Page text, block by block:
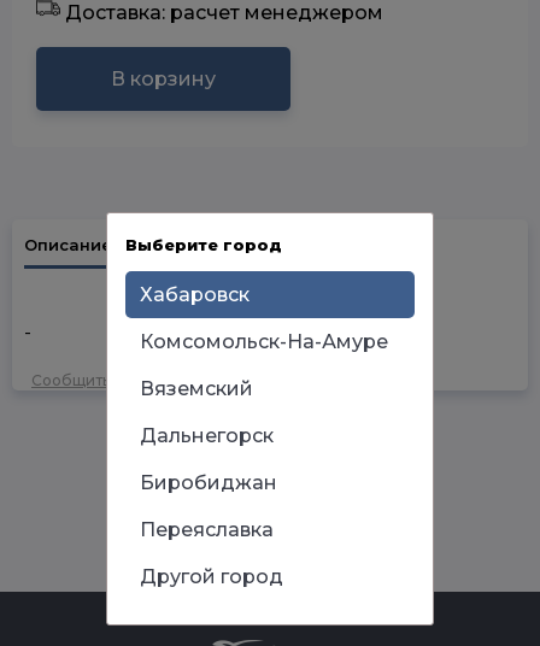
Доставка: расчет менеджером
В корзину
Описание Наличие в магазинах
-
Сообщить об ошибке
Выберите город
Хабаровск
Комсомольск-На-Амуре
Вяземский
Дальнегорск
Биробиджан
Переяславка
Другой город